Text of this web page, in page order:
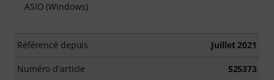
ASIO (Windows)
Référencé depuis Juillet 2021
Numéro d'article 525373